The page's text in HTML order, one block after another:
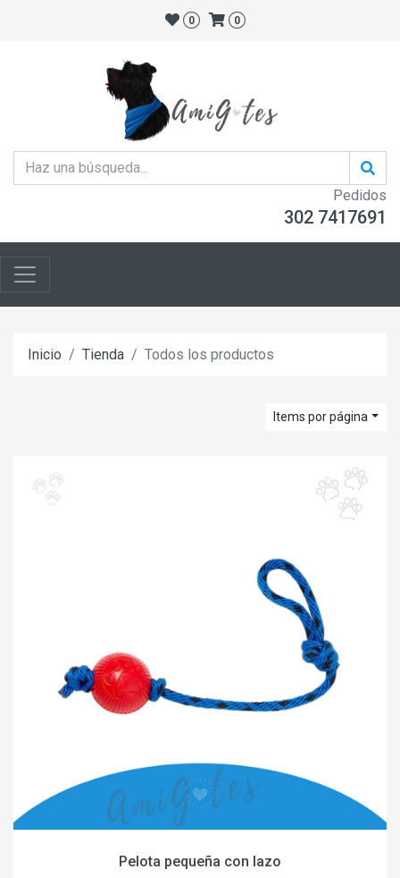
0 0
Pedidos
302 7417691
Inicio Tienda Todos los productos
Items por página
Pelota pequeña con lazo